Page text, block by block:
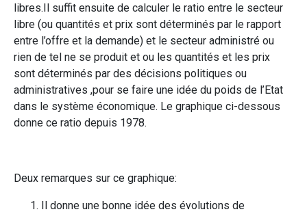
libres.Il suffit ensuite de calculer le ratio entre le secteur
libre (ou quantités et prix sont déterminés par le rapport
entre l’offre et la demande) et le secteur administré ou
rien de tel ne se produit et ou les quantités et les prix
sont déterminés par des décisions politiques ou
administratives ,pour se faire une idée du poids de l’Etat
dans le système économique. Le graphique ci-dessous
donne ce ratio depuis 1978.
Deux remarques sur ce graphique:
Il donne une bonne idée des évolutions de